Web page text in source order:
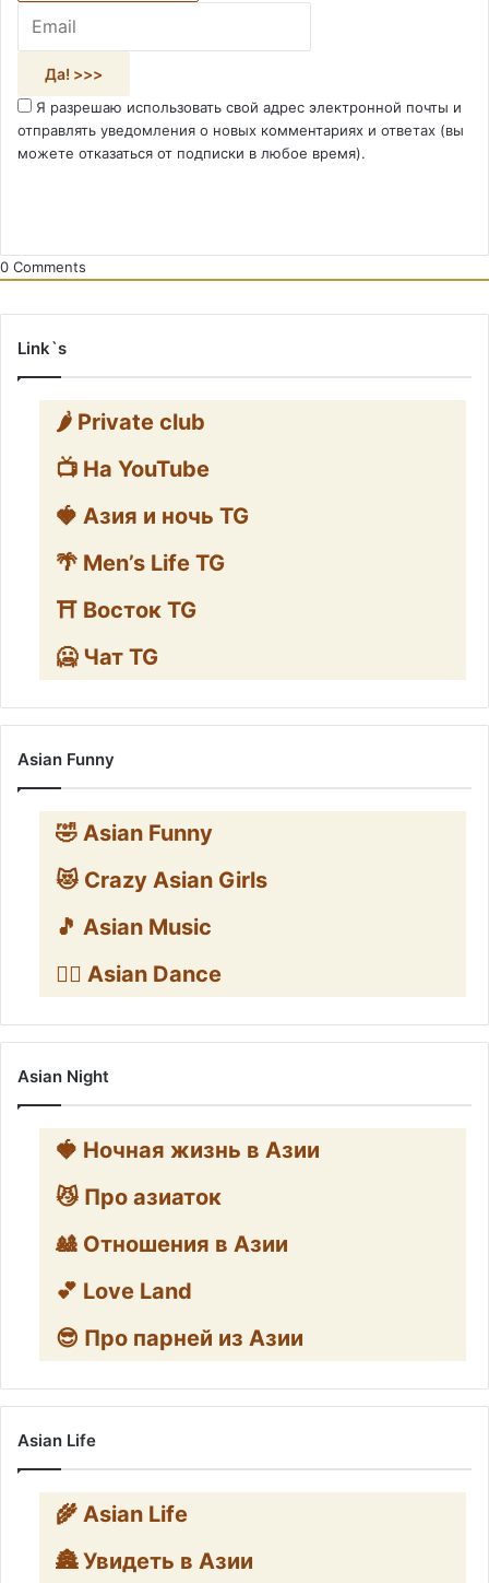
Я разрешаю использовать свой адрес электронной почты и
отправлять уведомления о новых комментариях и ответах (вы
можете отказаться от подписки в любое время).
0 Comments
Link`s
🌶️ Private club
📺 На YouTube
🍓 Азия и ночь TG
🌴 Men’s Life TG
⛩️ Восток TG
🥶 Чат TG
Asian Funny
🤣 Asian Funny
😻 Crazy Asian Girls
🎵 Asian Music
👯‍♀️ Asian Dance
Asian Night
🍓 Ночная жизнь в Азии
😼 Про азиаток
🎎 Отношения в Азии
💕 Love Land
😎 Про парней из Азии
Asian Life
🌾 Asian Life
🏯 Увидеть в Азии